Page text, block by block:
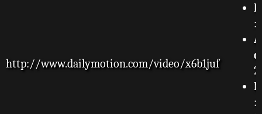
http://www.dailymotion.com/video/x6b1juf
:
: